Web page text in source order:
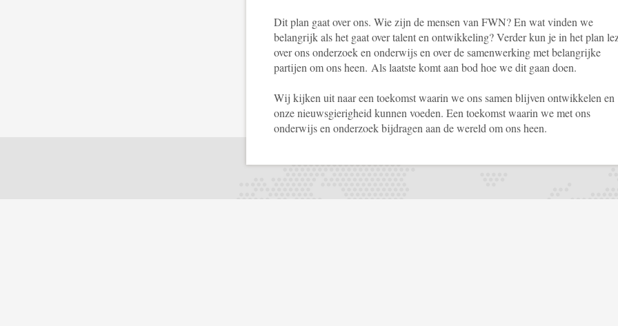
Dit plan gaat over ons. Wie zijn de mensen van FWN? En wat vinden we
belangrijk als het gaat over talent en ontwikkeling? Verder kun je in het plan
over ons onderzoek en onderwijs en over de samenwerking met belangrijke
partijen om ons heen. Als laatste komt aan bod hoe we dit gaan doen.
Wij kijken uit naar een toekomst waarin we ons samen blijven ontwikkelen en
onze nieuwsgierigheid kunnen voeden. Een toekomst waarin we met ons
onderwijs en onderzoek bijdragen aan de wereld om ons heen.